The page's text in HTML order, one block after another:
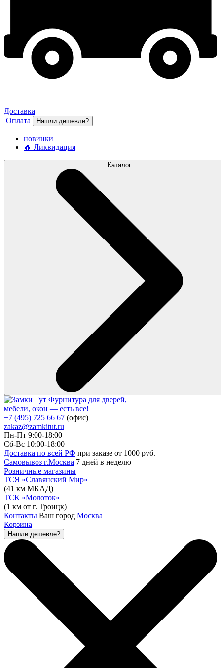
Доставка
Оплата
Нашли дешевле?
новинки
🔥 Ликвидация
Каталог
Фурнитура для дверей,
мебели, окон — есть все!
+7 (495) 725 66 67 (офис)
zakaz@zamkitut.ru
Пн-Пт 9:00-18:00
Сб-Вс 10:00-18:00
Доставка по всей РФ при заказе от 1000 руб.
Самовывоз г.Москва 7 дней в неделю
Розничные магазины
ТСЯ «Славянский Мир»
(41 км МКАД)
ТСК «Молоток»
(1 км от г. Троицк)
Контакты Ваш город Москва
Корзина
Нашли дешевле?